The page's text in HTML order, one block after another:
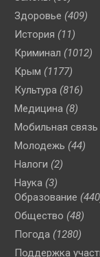
Здоровье (409)
История (11)
Криминал (1012)
Крым (1177)
Культура (816)
Медицина (8)
Мобильная связь
Молодежь (44)
Налоги (2)
Наука (3)
Образование
Общество (48)
Погода (1280)
Поддержка